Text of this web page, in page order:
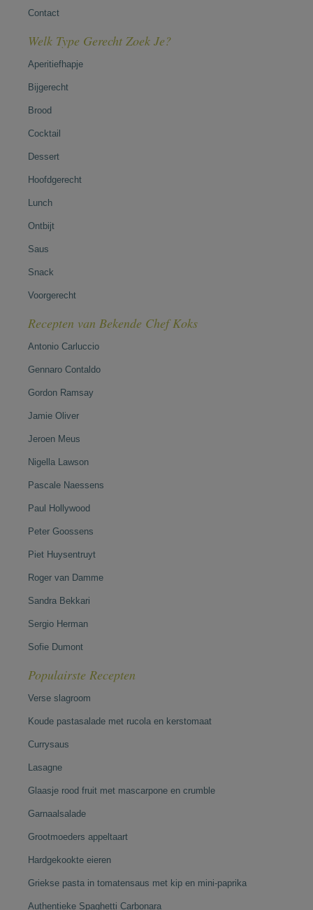
Contact
Welk Type Gerecht Zoek Je?
Aperitiefhapje
Bijgerecht
Brood
Cocktail
Dessert
Hoofdgerecht
Lunch
Ontbijt
Saus
Snack
Voorgerecht
Recepten van Bekende Chef Koks
Antonio Carluccio
Gennaro Contaldo
Gordon Ramsay
Jamie Oliver
Jeroen Meus
Nigella Lawson
Pascale Naessens
Paul Hollywood
Peter Goossens
Piet Huysentruyt
Roger van Damme
Sandra Bekkari
Sergio Herman
Sofie Dumont
Populairste Recepten
Verse slagroom
Koude pastasalade met rucola en kerstomaat
Currysaus
Lasagne
Glaasje rood fruit met mascarpone en crumble
Garnaalsalade
Grootmoeders appeltaart
Hardgekookte eieren
Griekse pasta in tomatensaus met kip en mini-paprika
Authentieke Spaghetti Carbonara